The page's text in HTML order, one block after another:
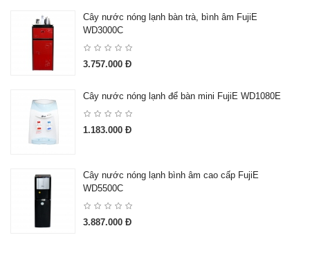
Cây nước nóng lạnh bàn trà, bình âm FujiE
WD3000C
3.757.000 Đ
Cây nước nóng lạnh để bàn mini FujiE WD1080E
1.183.000 Đ
Cây nước nóng lạnh bình âm cao cấp FujiE
WD5500C
3.887.000 Đ